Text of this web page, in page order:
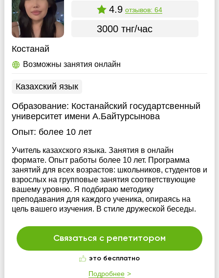
4.9 отзывов: 64
3000 тнг/час
Костанай
Возможны занятия онлайн
Казахский язык
Образование: Костанайский государтсвенный
университет имени А.Байтурсынова
Опыт: более 10 лет
Учитель казахского языка. Занятия в онлайн
формате. Опыт работы более 10 лет. Программа
занятий для всех возрастов: школьников, студентов и
взрослых на групповые занятия соответствующие
вашему уровню. Я подбираю методику
преподавания для каждого ученика, опираясь на
цель вашего изучения. В стиле дружеской беседы.
Связаться с репетитором
это бесплатно
Подробнее